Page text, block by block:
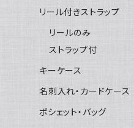
リール付きストラップ
リールのみ
ストラップ付
キーケース
名刺入れ・カードケース
ポシェット・バッグ